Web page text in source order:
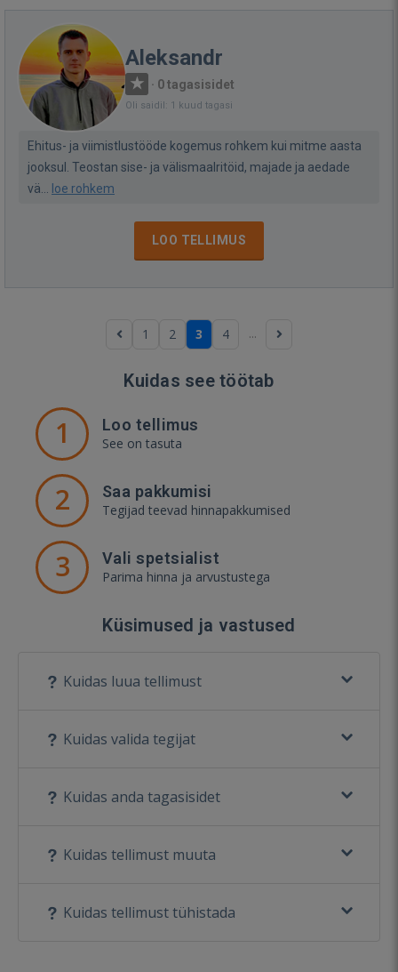
Aleksandr
· 0 tagasisidet
Oli saidil: 1 kuud tagasi
Ehitus- ja viimistlustööde kogemus rohkem kui mitme aasta
jooksul. Teostan sise- ja välismaalritöid, majade ja aedade
vä...
loe rohkem
LOO TELLIMUS
1 2 3 4 ...
Kuidas see töötab
1 Loo tellimus
See on tasuta
2 Saa pakkumisi
Tegijad teevad hinnapakkumised
3 Vali spetsialist
Parima hinna ja arvustustega
Küsimused ja vastused
Kuidas luua tellimust
Kuidas valida tegijat
Kuidas anda tagasisidet
Kuidas tellimust muuta
Kuidas tellimust tühistada